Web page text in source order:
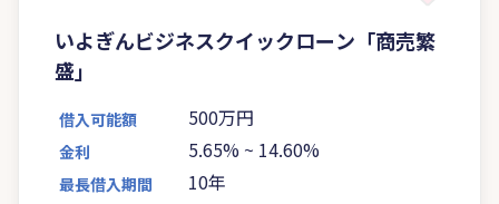
いよぎんビジネスクイックローン「商売繁
盛」
借入可能額 500万円
金利 5.65% ~ 14.60%
最長借入期間 10年